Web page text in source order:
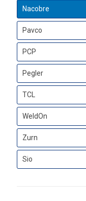
Nacobre
Pavco
PCP
Pegler
TCL
WeldOn
Zurn
Sio